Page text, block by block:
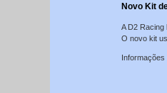
Novo Kit
A D2
O novo kit
Informações